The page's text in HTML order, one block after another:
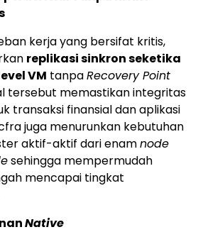
kerja yang bersifat kritis,
replikasi sinkron seketika
VM tanpaRecovery Point
tersebut memastikan integritas
transaksi finansial dan aplikasi
juga menurunkan kebutuhan
aktif-aktif dari enamnode
sehingga mempermudah
mencapai tingkat
Native